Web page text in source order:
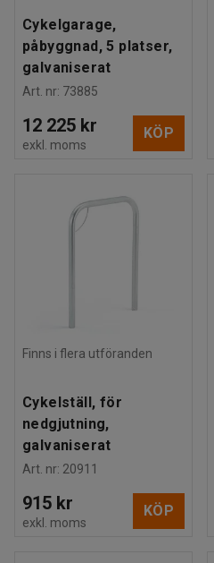
Cykelgarage,
påbyggnad, 5 platser,
galvaniserat
Art. nr: 73885
12 225 kr
exkl. moms
KÖP
Finns i flera utföranden
Cykelställ, för
nedgjutning,
galvaniserat
Art. nr: 20911
915 kr
exkl. moms
KÖP